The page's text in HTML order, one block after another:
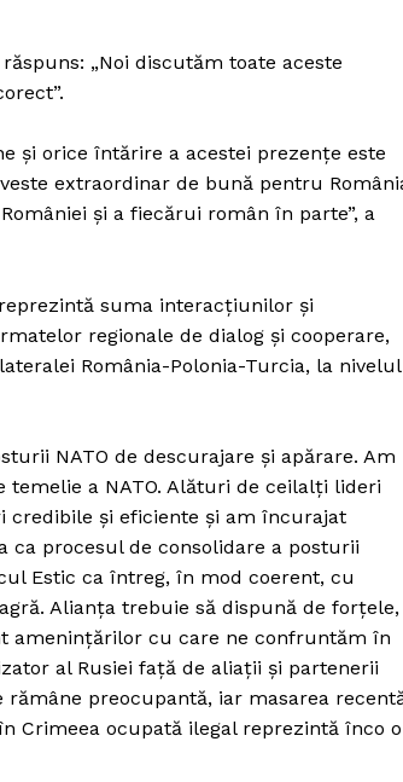
„Noi discutăm toate aceste
şi orice întărire a acestei prezenţe este
extraordinar de bună pentru
şi a fiecărui român în parte”, a
suma interacţiunilor şi
regionale de dialog şi cooperare,
România-Polonia-Turcia, la nivelul
NATO de descurajare şi apărare. Am
temelie a NATO. Alături de ceilalţi lideri
credibile şi eficiente şi am încurajat
ca procesul de consolidare a posturii
Estic ca întreg, în mod coerent, cu
Alianţa trebuie să dispună de forţele,
ameninţărilor cu care ne confruntăm în
al Rusiei faţă de aliaţii şi partenerii
preocupantă, iar masarea
Crimeea ocupată ilegal reprezintă înco o